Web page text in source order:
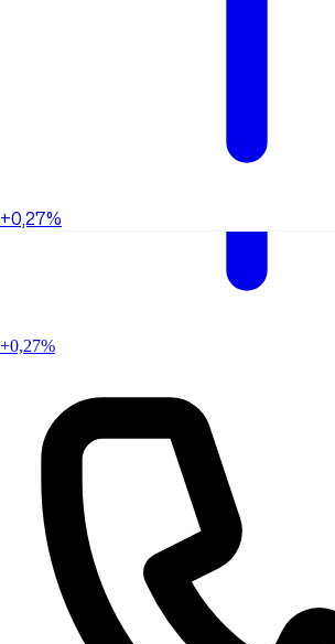
+0,27%
+0,27%